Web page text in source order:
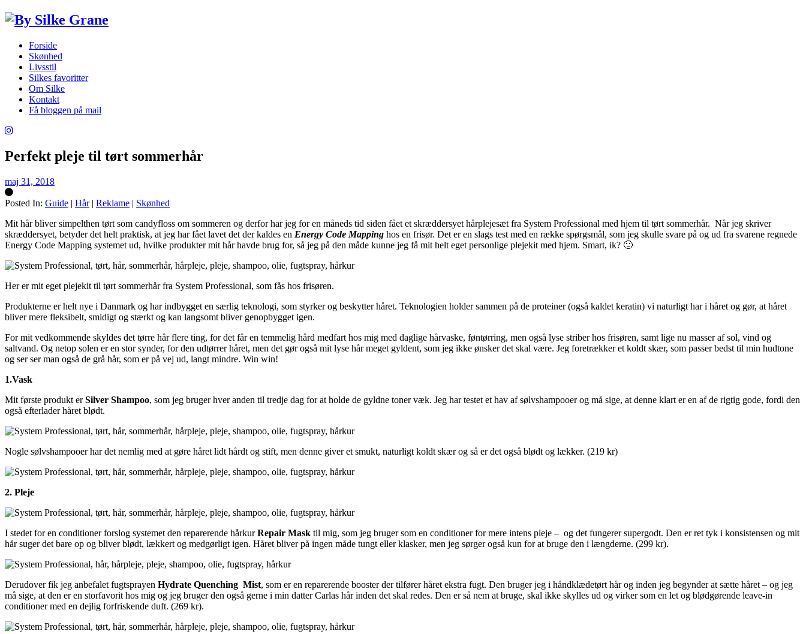
Forside
Skønhed
Livsstil
Silkes favoritter
Om Silke
Kontakt
Få bloggen på mail
Perfekt pleje til tørt sommerhår
maj 31, 2018
Posted In: Guide | Hår| Reklame | Skønhed
Mit hår bliver simpelthen tørt som candyfloss om sommeren og derfor har jeg for en måneds tid siden fået et skræddersyet hårplejesæt fra System Professional med hjem til tørt sommerhår. Når jeg skriver
skræddersyet, betyder det helt praktisk, at jeg har fået lavet det der kaldes en Energy Code Mapping hos en frisør. Det er en slags test med en række spørgsmål, som jeg skulle svare på og ud fra svarene regnede
Energy Code Mapping systemet ud, hvilke produkter mit hår havde brug for, så jeg på den måde kunne jeg få mit helt eget personlige plejekit med hjem. Smart, ik? 🙂
Her er mit eget plejekit til tørt sommerhår fra System Professional, som fås hos frisøren.
Produkterne er helt nye i Danmark og har indbygget en særlig teknologi, som styrker og beskytter håret. Teknologien holder sammen på de proteiner (også kaldet keratin) vi naturligt har i håret og gør, at håret
bliver mere fleksibelt, smidigt og stærkt og kan langsomt bliver genopbygget igen.
For mit vedkommende skyldes det tørre hår flere ting, for det får en temmelig hård medfart hos mig med daglige hårvaske, føntørring, men også lyse striber hos frisøren, samt lige nu masser af sol, vind og
saltvand. Og netop solen er en stor synder, for den udtørrer håret, men det gør også mit lyse hår meget gyldent, som jeg ikke ønsker det skal være. Jeg foretrækker et koldt skær, som passer bedst til min hudtone
og ser ser man også de grå hår, som er på vej ud, langt mindre. Win win!
1.Vask
Mit første produkt erSilver Shampoo, som jeg bruger hver anden til tredje dag for at holde de gyldne toner væk. Jeg har testet et hav af sølvshampooer og må sige, at denne klart er en af de rigtig gode, fordi den
også efterlader håret blødt.
Nogle sølvshampooer har det nemlig med at gøre håret lidt hårdt og stift, men denne giver et smukt, naturligt koldt skær og så er det også blødt og lækker. (219 kr)
2. Pleje
I stedet for en conditioner forslog systemet den reparerende hårkurRepair Mask til mig, som jeg bruger som en conditioner for mere intens pleje – og det fungerer supergodt. Den er ret tyk i konsistensen og mit
hår suger det bare op og bliver blødt, lækkert og medgørligt igen. Håret bliver på ingen måde tungt eller klasker, men jeg sørger også kun for at bruge den i længderne. (299 kr).
Derudover fik jeg anbefalet fugtsprayen Hydrate Quenching Mist, som er en reparerende booster der tilfører håret ekstra fugt. Den bruger jeg i håndklædetørt hår og inden jeg begynder at sætte håret – og jeg
må sige, at den er en storfavorit hos mig og jeg bruger den også gerne i min datter Carlas hår inden det skal redes. Den er så nem at bruge, skal ikke skylles ud og virker som en let og blødgørende leave-in
conditioner med en dejlig forfriskende duft. (269 kr).